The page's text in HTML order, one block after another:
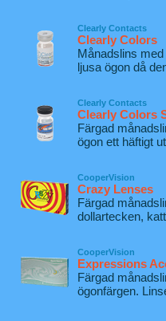
Clearly Contacts
Clearly Colors
Månadslins
ljusa ögon då
Clearly Contacts
Clearly Colors
Färgad
ögon ett häftigt
CooperVision
Crazy Lenses
Färgad
dollartecken,
CooperVision
Expressions
Färgad
ögonfärgen.